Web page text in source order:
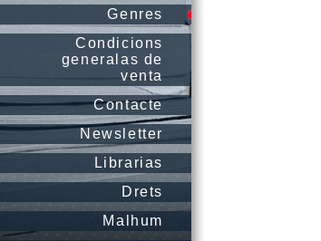
Genres
Condicions
generalas de
venta
Contacte
Newsletter
Librarias
Drets
Malhum